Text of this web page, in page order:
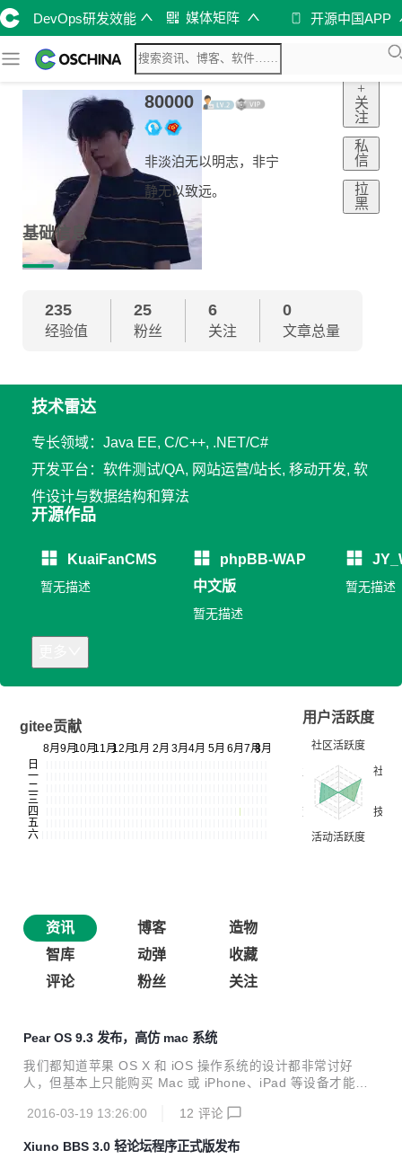
DevOps研发效能 媒体矩阵 开源中国APP
80000
非淡泊无以明志，非宁
静无以致远。
+
关
注
私
信
拉
黑
基础信息
235
经验值
25
粉丝
6
关注
0
文章总量
技术雷达
专长领域：Java EE, C/C++, .NET/C#
开发平台：软件测试/QA, 网站运营/站长, 移动开发, 软
件设计与数据结构和算法
开源作品
KuaiFanCMS
暂无描述
phpBB-WAP
中文版
暂无描述
暂无描述
gitee贡献
用户活跃度
资讯 博客
造物
智库
动弹
收藏
评论
粉丝 关注
Pear OS 9.3 发布，高仿 mac 系统
我们都知道苹果 OS X 和 iOS 操作系统的设计都非常讨好
人，但基本上只能购买 Mac 或 iPhone、iPad 等设备才能体
仿苹果风格免费系统！ Pear OS (梨子系统) 是一款来自法国
设计风格与苹果的 OS X 非常相似，系统设计简洁易用，一些
2016-03-19 13:26:00 12 评论
Xiuno BBS 3.0 轻论坛程序正式版发布